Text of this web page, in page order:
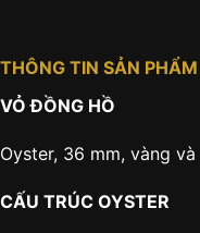
THÔNG TIN SẢN PHẨM
VỎ ĐỒNG HỒ
Oyster, 36 mm, vàng
CẤU TRÚC OYSTER